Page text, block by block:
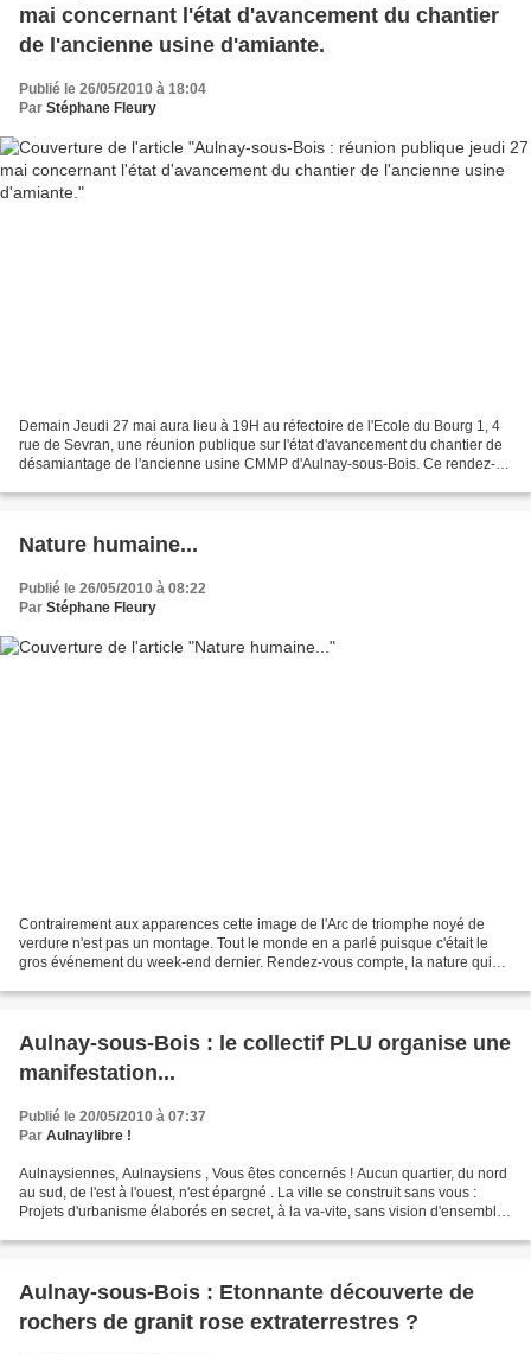
mai concernant l'état d'avancement du chantier
de l'ancienne usine d'amiante.
Publié le 26/05/2010 à 18:04
Par Stéphane Fleury
Demain Jeudi 27 mai aura lieu à 19H au réfectoire de l'Ecole du Bourg 1, 4
rue de Sevran, une réunion publique sur l'état d'avancement du chantier de
désamiantage de l'ancienne usine CMMP d'Aulnay-sous-Bois. Ce rendez-
Nature humaine...
Publié le 26/05/2010 à 08:22
Par Stéphane Fleury
Contrairement aux apparences cette image de l'Arc de triomphe noyé de
verdure n'est pas un montage. Tout le monde en a parlé puisque c'était le
gros événement du week-end dernier. Rendez-vous compte, la nature qui
Aulnay-sous-Bois : le collectif PLU organise une
manifestation...
Publié le 20/05/2010 à 07:37
Par Aulnaylibre !
Aulnaysiennes, Aulnaysiens , Vous êtes concernés ! Aucun quartier, du nord
au sud, de l'est à l'ouest, n'est épargné . La ville se construit sans vous :
Projets d'urbanisme élaborés en secret, à la va-vite, sans vision d'ensemble
Aulnay-sous-Bois : Etonnante découverte de
rochers de granit rose extraterrestres ?